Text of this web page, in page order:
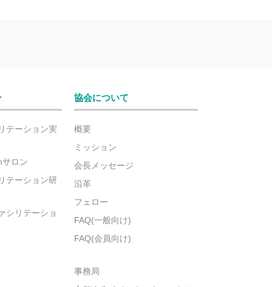
テーション実
ロン
テーション研
シリテーショ
協会について
概要
ミッション
会長メッセージ
沿革
フェロー
FAQ(一般向け)
FAQ(会員向け)
事務局